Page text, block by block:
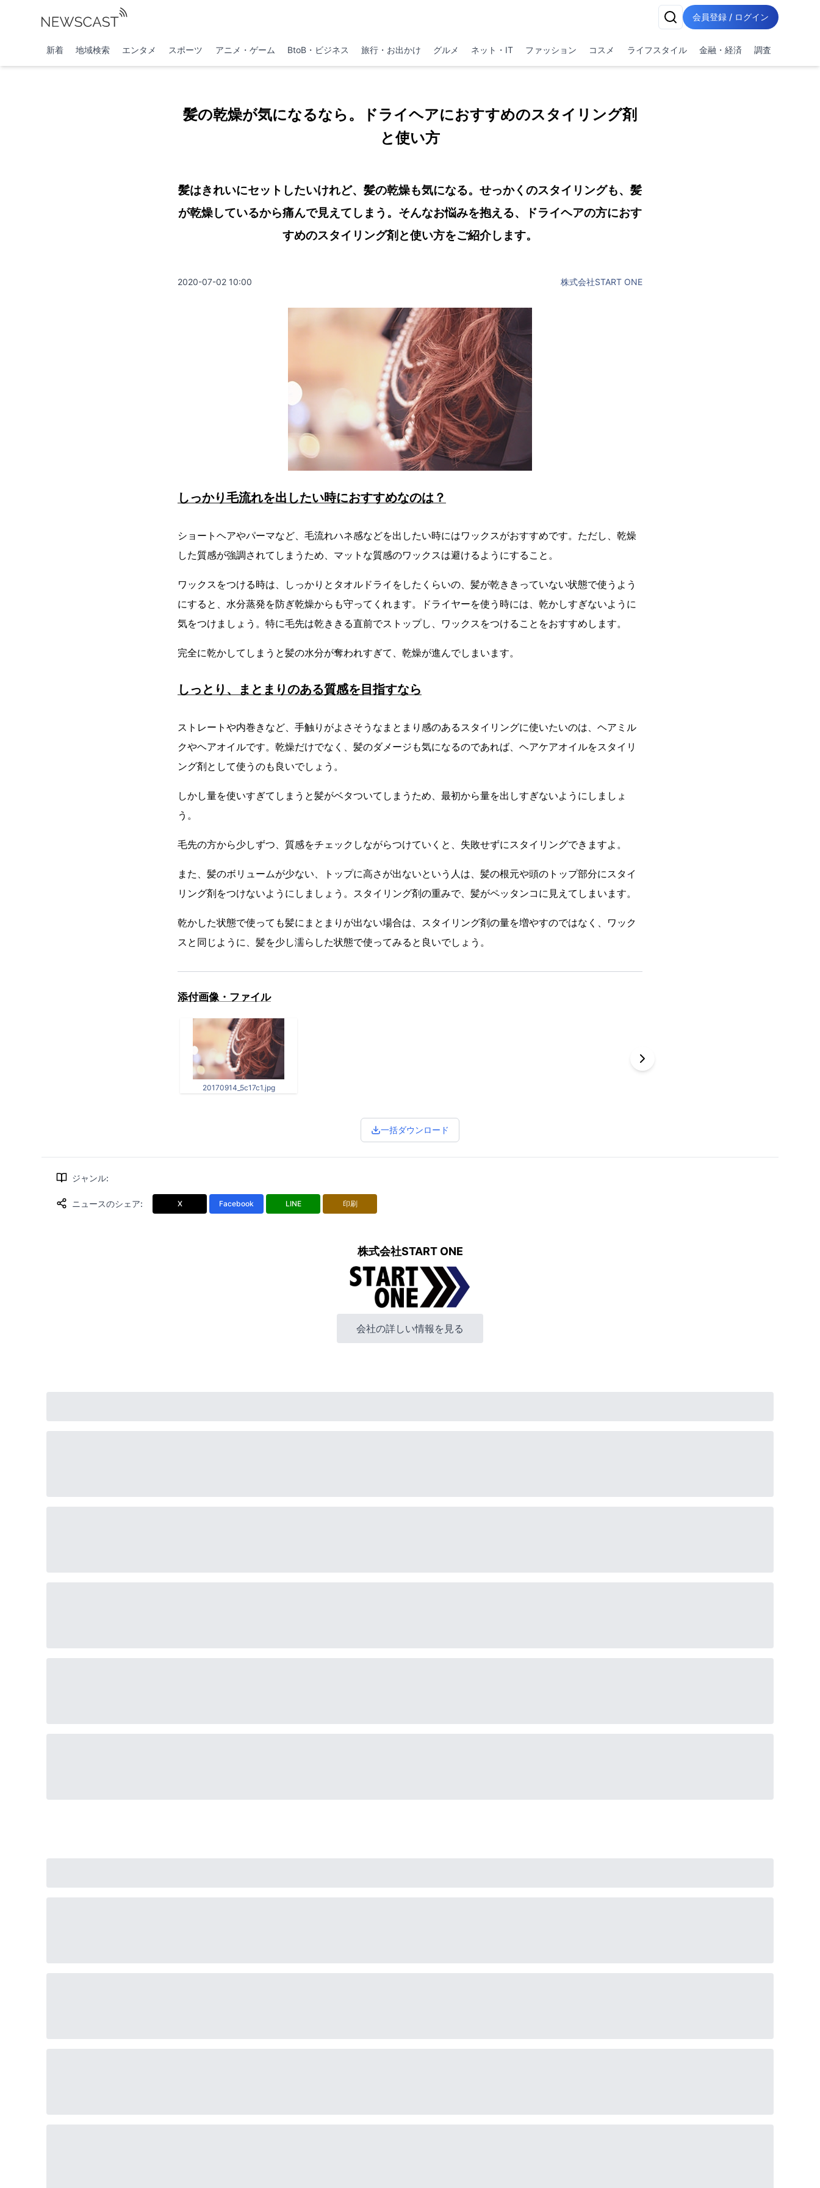
会員登録 / ログイン
新着 地域検索 エンタメ スポーツ アニメ・ゲーム BtoB・ビジネス 旅行・お出かけ グルメ ネット・IT ファッション コスメ ライフスタイル 金融・経済 調査
髪の乾燥が気になるなら。ドライヘアにおすすめのスタイリング剤
と使い方
髪はきれいにセットしたいけれど、髪の乾燥も気になる。せっかくのスタイリングも、髪
が乾燥しているから痛んで見えてしまう。そんなお悩みを抱える、ドライヘアの方におす
すめのスタイリング剤と使い方をご紹介します。
2020-07-02 10:00 株式会社START ONE
しっかり毛流れを出したい時におすすめなのは？
ショートヘアやパーマなど、毛流れハネ感などを出したい時にはワックスがおすすめです。ただし、乾燥
した質感が強調されてしまうため、マットな質感のワックスは避けるようにすること。
ワックスをつける時は、しっかりとタオルドライをしたくらいの、髪が乾ききっていない状態で使うよう
にすると、水分蒸発を防ぎ乾燥からも守ってくれます。ドライヤーを使う時には、乾かしすぎないように
気をつけましょう。特に毛先は乾ききる直前でストップし、ワックスをつけることをおすすめします。
完全に乾かしてしまうと髪の水分が奪われすぎて、乾燥が進んでしまいます。
しっとり、まとまりのある質感を目指すなら
ストレートや内巻きなど、手触りがよさそうなまとまり感のあるスタイリングに使いたいのは、ヘアミル
クやヘアオイルです。乾燥だけでなく、髪のダメージも気になるのであれば、ヘアケアオイルをスタイリ
ング剤として使うのも良いでしょう。
しかし量を使いすぎてしまうと髪がベタついてしまうため、最初から量を出しすぎないようにしましょ
う。
毛先の方から少しずつ、質感をチェックしながらつけていくと、失敗せずにスタイリングできますよ。
また、髪のボリュームが少ない、トップに高さが出ないという人は、髪の根元や頭のトップ部分にスタイ
リング剤をつけないようにしましょう。スタイリング剤の重みで、髪がペッタンコに見えてしまいます。
乾かした状態で使っても髪にまとまりが出ない場合は、スタイリング剤の量を増やすのではなく、ワック
スと同じように、髪を少し濡らした状態で使ってみると良いでしょう。
添付画像・ファイル
20170914_5c17c1.jpg
一括ダウンロード
ジャンル:
ニュースのシェア: X Facebook LINE 印刷
株式会社START ONE
会社の詳しい情報を見る